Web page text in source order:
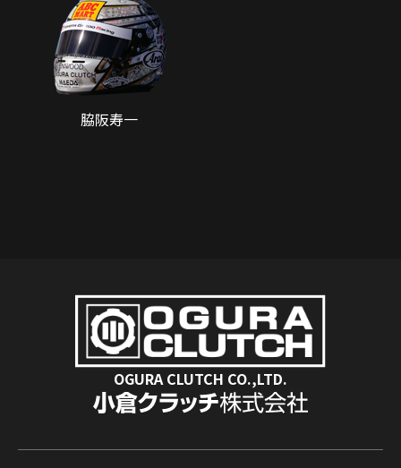
脇阪寿一
OGURA CLUTCH CO.,LTD.